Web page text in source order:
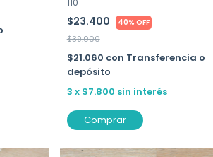
$23.400 40% OFF
$39.000
$21.060 con Transferencia o
depósito
3 x $7.800 sin interés
Comprar